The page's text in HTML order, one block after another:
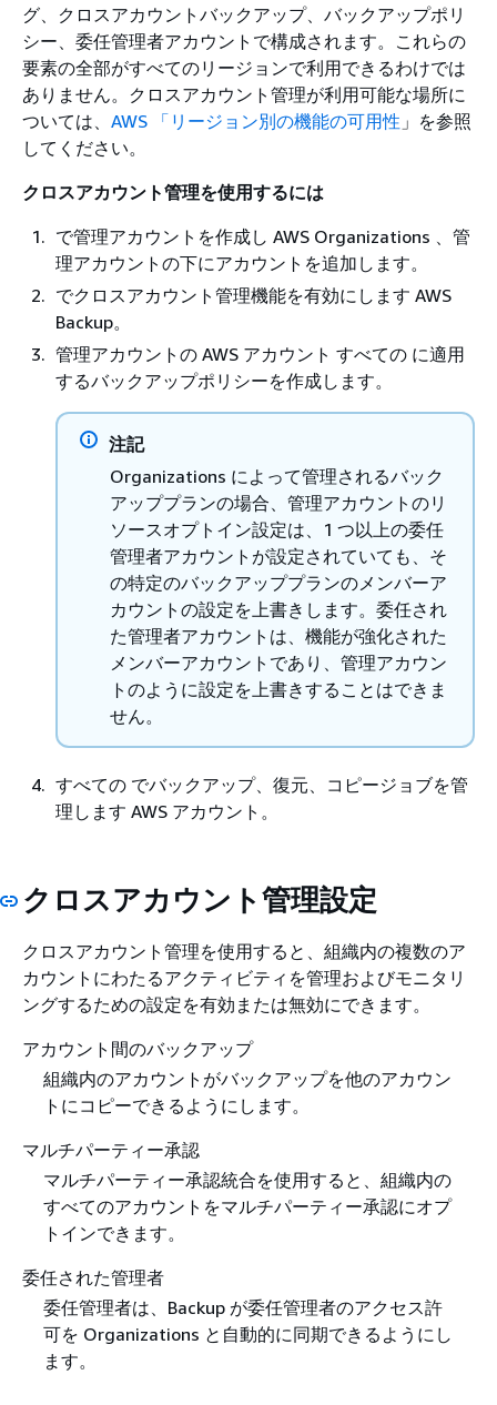
グ、クロスアカウントバックアップ、バックアップポリ
シー、委任管理者アカウントで構成されます。これらの
要素の全部がすべてのリージョンで利用できるわけでは
ありません。クロスアカウント管理が利用可能な場所に
ついては、 AWS 「リージョン別の機能の可用性 」を参照
してください。
クロスアカウント管理を使用するには
で管理アカウントを作成し AWS Organizations 、管
理アカウントの下にアカウントを追加します。
でクロスアカウント管理機能を有効にします AWS
Backup。
管理アカウントの AWS アカウント すべての に適用
するバックアップポリシーを作成します。
注記
Organizations によって管理されるバック
アッププランの場合、管理アカウントのリ
ソースオプトイン設定は、1 つ以上の委任
管理者アカウントが設定されていても、そ
の特定のバックアッププランのメンバーア
カウントの設定を上書きします。委任され
た管理者アカウントは、機能が強化された
メンバーアカウントであり、管理アカウン
トのように設定を上書きすることはできま
せん。
すべての でバックアップ、復元、コピージョブを管
理します AWS アカウント。
クロスアカウント管理設定
クロスアカウント管理を使用すると、組織内の複数のア
カウントにわたるアクティビティを管理およびモニタリ
ングするための設定を有効または無効にできます。
アカウント間のバックアップ
組織内のアカウントがバックアップを他のアカウン
トにコピーできるようにします。
マルチパーティー承認
マルチパーティー承認統合を使用すると、組織内の
すべてのアカウントをマルチパーティー承認にオプ
トインできます。
委任された管理者
委任管理者は、Backup が委任管理者のアクセス許
可を Organizations と自動的に同期できるようにし
ます。